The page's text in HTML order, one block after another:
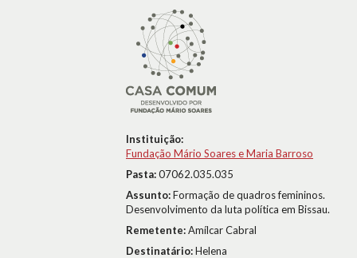
Instituição:
Fundação Mário Soares e Maria Barroso
Pasta:07062.035.035
Assunto:Formação de quadros femininos.
Desenvolvimento da luta política em Bissau.
Remetente:Amílcar Cabral
Destinatário:Helena